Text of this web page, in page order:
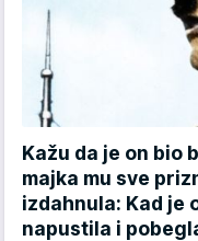
Kažu da je on bio
majka mu sve
izdahnula: Kad je
napustila i